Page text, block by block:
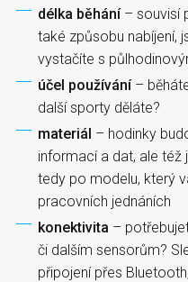
délka běhání – souvisí
také způsobu nabíjení,
vystačíte s
účel používání–
další sporty děláte?
materiál – hodinky
informací a dat, ale též
tedy po modelu, který
pracovních jednáních
konektivita –
či dalším sensorům?
připojení přes